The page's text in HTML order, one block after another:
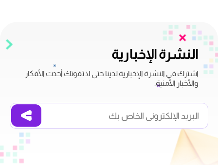
النشرة الإخبارية
اشترك في النشرة الإخبارية لدينا حتى لا تفوتك أحدث الأفكار
والأخبار الأمنية.